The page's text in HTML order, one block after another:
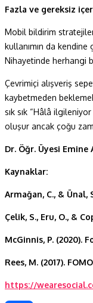
Fazla ve gereksiz
Mobil bildirim
kullanımın da
Nihayetinde herhangi
Çevrimiçi alışveriş
kaybetmeden
sık sık “Hâlâ
oluşur ancak çoğu
Dr. Öğr. Üyesi Emine
Kaynaklar:
Armağan, C., & Ünal,
Çelik, S., Eru, O., &
McGinnis, P.
Rees, M. (2017).
https://